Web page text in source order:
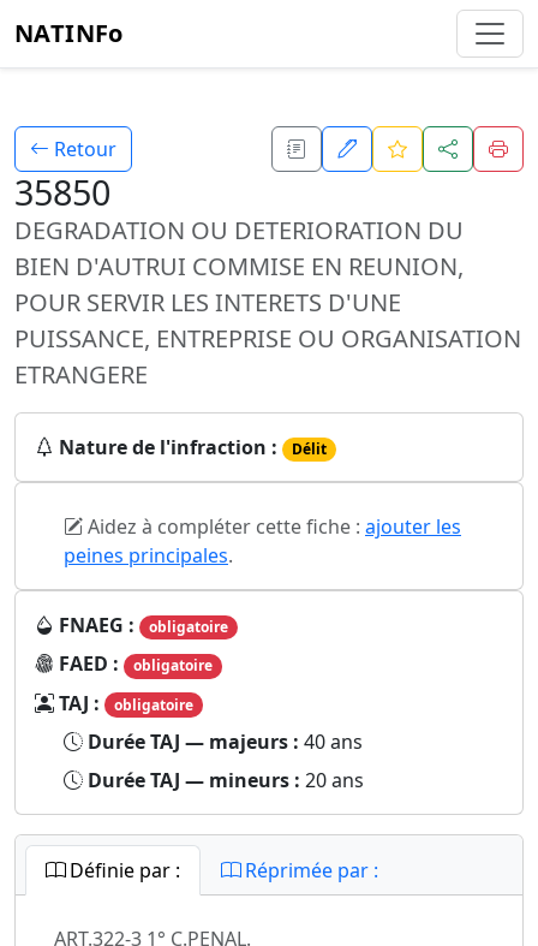
NATINFo
Retour
35850
DEGRADATION OU DETERIORATION DU
BIEN D'AUTRUI COMMISE EN REUNION,
POUR SERVIR LES INTERETS D'UNE
PUISSANCE, ENTREPRISE OU ORGANISATION
ETRANGERE
Nature de l'infraction : Délit
Aidez à compléter cette fiche : ajouter les
peines principales.
FNAEG : obligatoire
FAED : obligatoire
TAJ : obligatoire
Durée TAJ — majeurs : 40 ans
Durée TAJ — mineurs : 20 ans
Définie par : Réprimée par :
ART.322-3 1° C.PENAL.